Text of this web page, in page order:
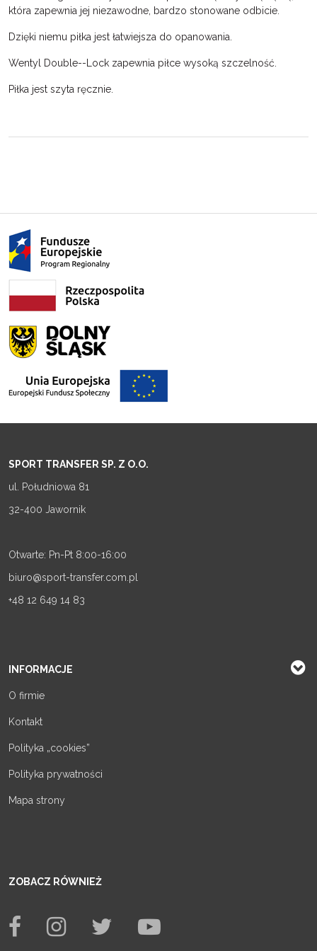
która zapewnia jej niezawodne, bardzo stonowane odbicie.
Dzięki niemu piłka jest łatwiejsza do opanowania.
Wentyl Double--Lock zapewnia piłce wysoką szczelność.
Piłka jest szyta ręcznie.
SPORT TRANSFER SP. Z O.O.
ul. Południowa 81
32-400 Jawornik
Otwarte: Pn-Pt 8:00-16:00
biuro@sport-transfer.com.pl
+48 12 649 14 83
INFORMACJE
O firmie
Kontakt
Polityka „cookies”
Polityka prywatności
Mapa strony
ZOBACZ RÓWNIEŻ